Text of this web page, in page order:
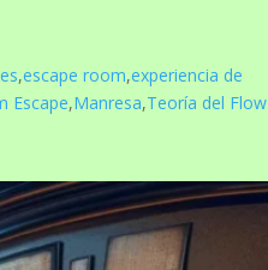
,escape room,experiencia de
Escape,Manresa,Teoría del Flow